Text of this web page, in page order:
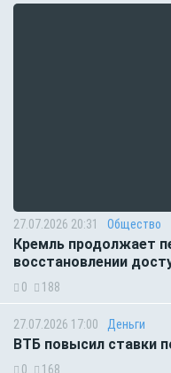
27.07.2026 20:31 Общество
Кремль продолжает
восстановлении
0 188
27.07.2026 17:00 Деньги
ВТБ повысил ставки
0 168